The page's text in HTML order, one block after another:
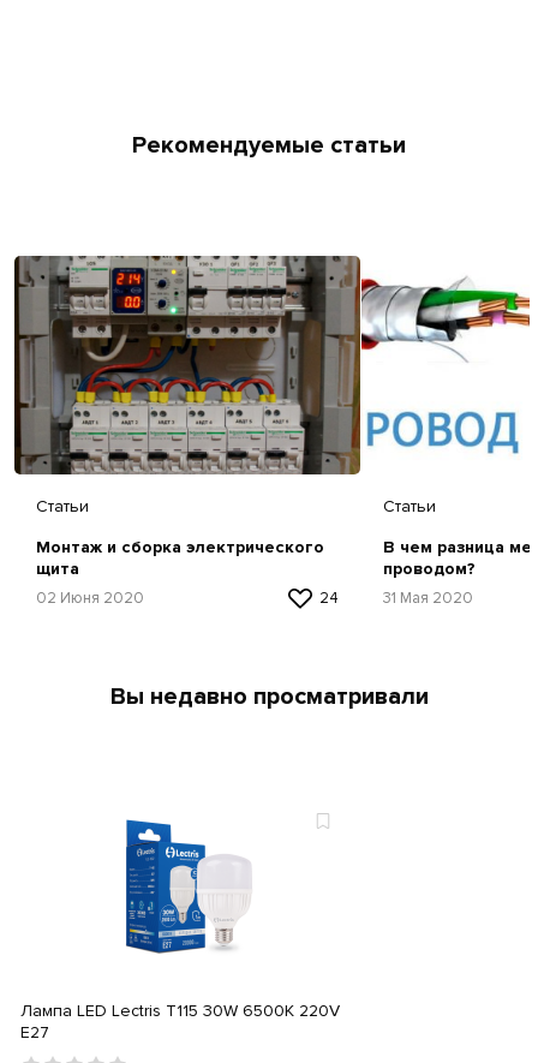
Рекомендуемые статьи
Статьи
Монтаж и сборка электрического
щита
02 Июня 2020 24
Статьи
В чем разница
проводом?
31 Мая 2020
Вы недавно просматривали
Лампа LED Lectris T115 30W 6500K 220V
E27